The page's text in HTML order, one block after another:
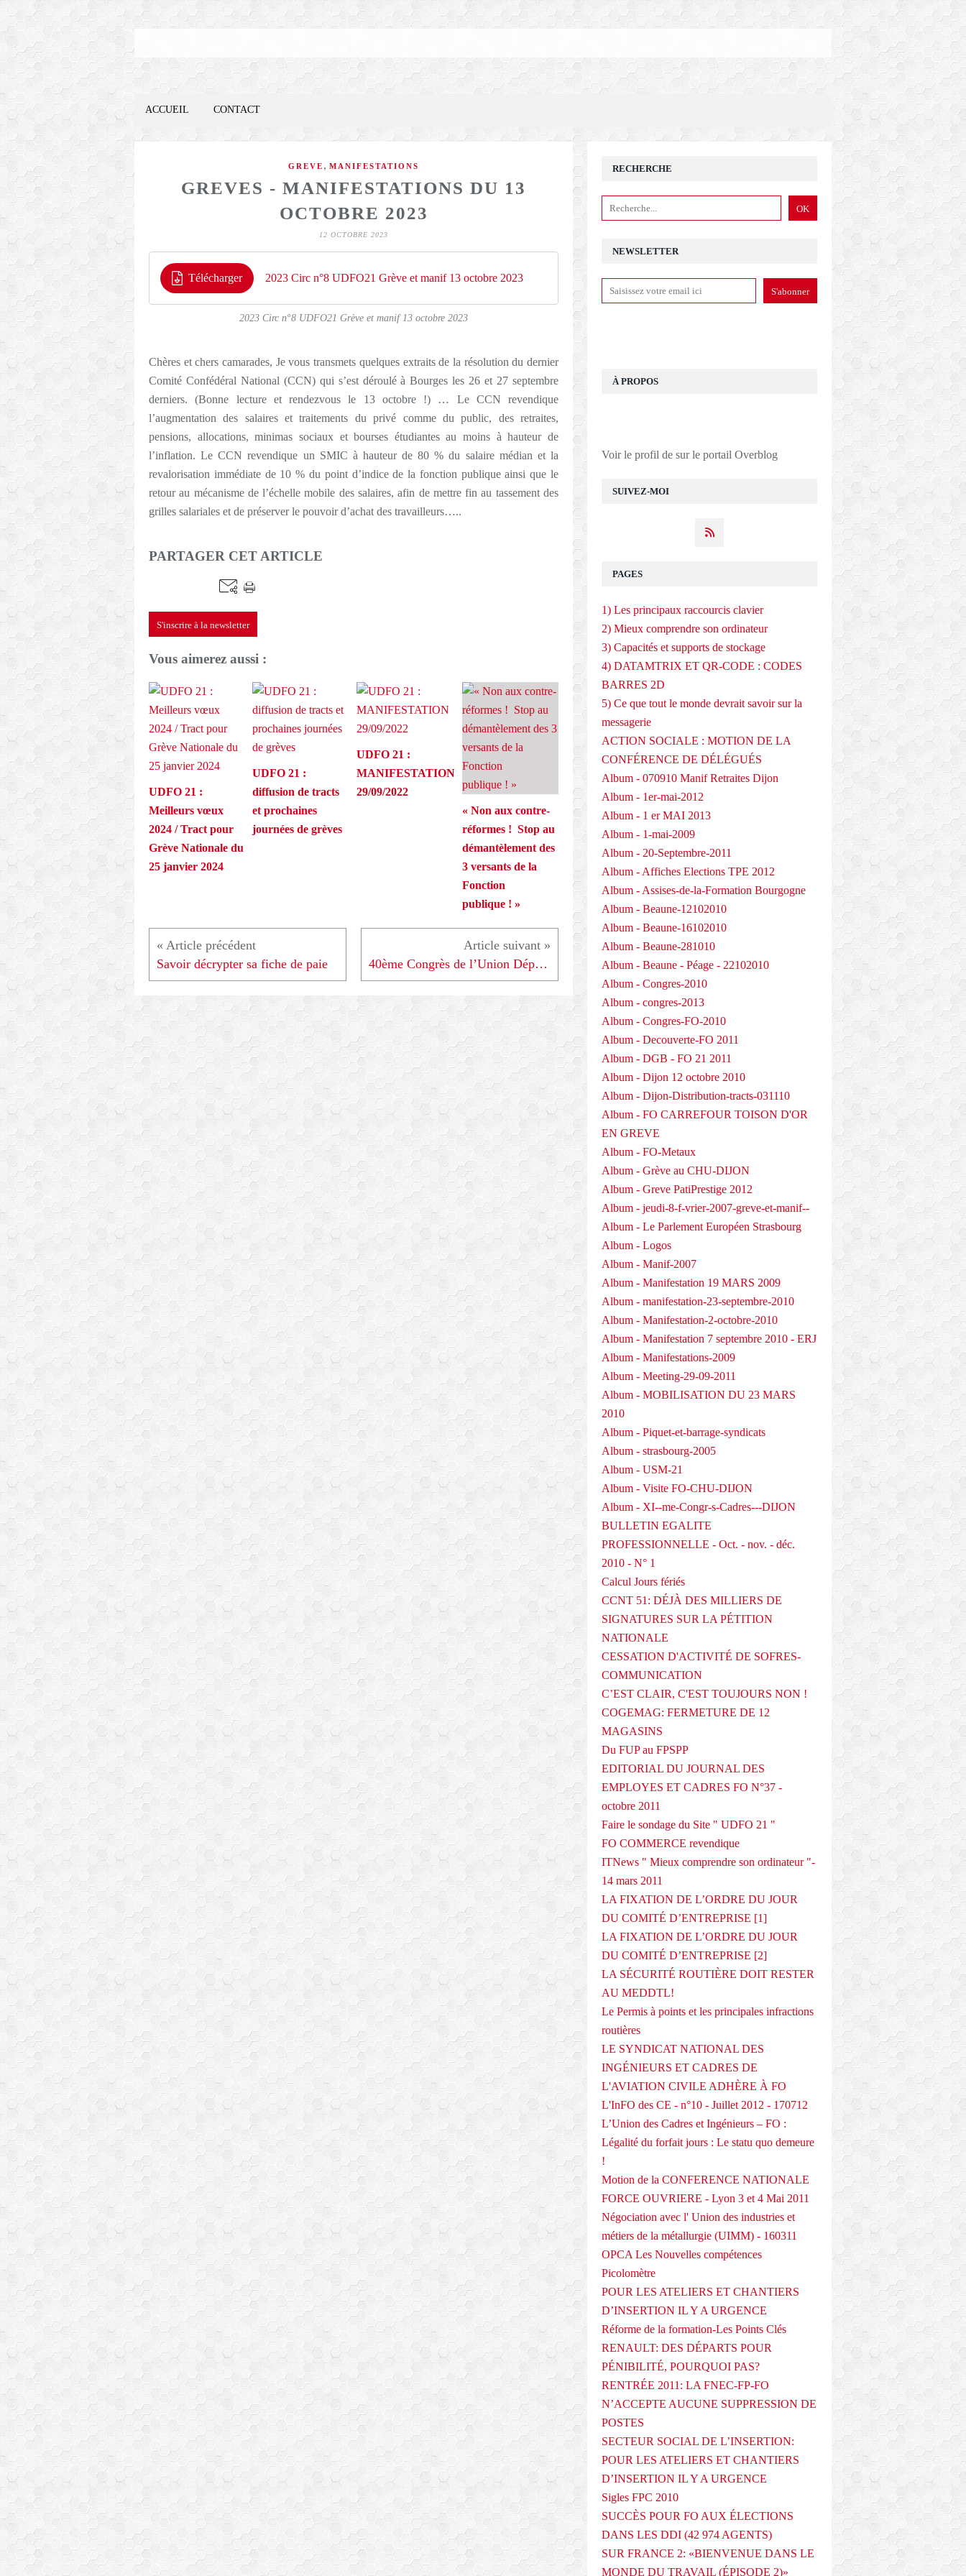
ACCUEIL CONTACT
GREVE , MANIFESTATIONS
GREVES - MANIFESTATIONS DU 13
OCTOBRE 2023
12 OCTOBRE 2023
Télécharger 2023 Circ n°8 UDFO21 Grève et manif 13 octobre 2023
2023 Circ n°8 UDFO21 Grève et manif 13 octobre 2023
Chères et chers camarades, Je vous transmets quelques extraits de la résolution du dernier
Comité Confédéral National (CCN) qui s’est déroulé à Bourges les 26 et 27 septembre
derniers. (Bonne lecture et rendezvous le 13 octobre !) … Le CCN revendique
l’augmentation des salaires et traitements du privé comme du public, des retraites,
pensions, allocations, minimas sociaux et bourses étudiantes au moins à hauteur de
l’inflation. Le CCN revendique un SMIC à hauteur de 80 % du salaire médian et la
revalorisation immédiate de 10 % du point d’indice de la fonction publique ainsi que le
retour au mécanisme de l’échelle mobile des salaires, afin de mettre fin au tassement des
grilles salariales et de préserver le pouvoir d’achat des travailleurs…..
PARTAGER CET ARTICLE
S'inscrire à la newsletter
Vous aimerez aussi :
UDFO 21 :
Meilleurs vœux
2024 / Tract pour
Grève Nationale du
25 janvier 2024
UDFO 21 :
diffusion de tracts
et prochaines
journées de grèves
UDFO 21 :
MANIFESTATION
29/09/2022
« Non aux contre-
réformes ! Stop au
démantèlement des
3 versants de la
Fonction
publique ! »
Savoir décrypter sa fiche de paie 40ème Congrès de l’Union Départementale des Syndicats FORCE OUVRIERE de Côte-d’Or
NEWSLETTER
SUIVEZ-MOI
RECHERCHE
À PROPOS
Voir le profil de sur le portail Overblog
PAGES
1) Les principaux raccourcis clavier
2) Mieux comprendre son ordinateur
3) Capacités et supports de stockage
4) DATAMTRIX ET QR-CODE : CODES
BARRES 2D
5) Ce que tout le monde devrait savoir sur la
messagerie
ACTION SOCIALE : MOTION DE LA
CONFÉRENCE DE DÉLÉGUÉS
Album - 070910 Manif Retraites Dijon
Album - 1er-mai-2012
Album - 1 er MAI 2013
Album - 1-mai-2009
Album - 20-Septembre-2011
Album - Affiches Elections TPE 2012
Album - Assises-de-la-Formation Bourgogne
Album - Beaune-12102010
Album - Beaune-16102010
Album - Beaune-281010
Album - Beaune - Péage - 22102010
Album - Congres-2010
Album - congres-2013
Album - Congres-FO-2010
Album - Decouverte-FO 2011
Album - DGB - FO 21 2011
Album - Dijon 12 octobre 2010
Album - Dijon-Distribution-tracts-031110
Album - FO CARREFOUR TOISON D'OR
EN GREVE
Album - FO-Metaux
Album - Grève au CHU-DIJON
Album - Greve PatiPrestige 2012
Album - jeudi-8-f-vrier-2007-greve-et-manif--
Album - Le Parlement Européen Strasbourg
Album - Logos
Album - Manif-2007
Album - Manifestation 19 MARS 2009
Album - manifestation-23-septembre-2010
Album - Manifestation-2-octobre-2010
Album - Manifestation 7 septembre 2010 - ERJ
Album - Manifestations-2009
Album - Meeting-29-09-2011
Album - MOBILISATION DU 23 MARS
2010
Album - Piquet-et-barrage-syndicats
Album - strasbourg-2005
Album - USM-21
Album - Visite FO-CHU-DIJON
Album - XI--me-Congr-s-Cadres---DIJON
BULLETIN EGALITE
PROFESSIONNELLE - Oct. - nov. - déc.
2010 - N° 1
Calcul Jours fériés
CCNT 51: DÉJÀ DES MILLIERS DE
SIGNATURES SUR LA PÉTITION
NATIONALE
CESSATION D'ACTIVITÉ DE SOFRES-
COMMUNICATION
C’EST CLAIR, C'EST TOUJOURS NON !
COGEMAG: FERMETURE DE 12
MAGASINS
Du FUP au FPSPP
EDITORIAL DU JOURNAL DES
EMPLOYES ET CADRES FO N°37 -
octobre 2011
Faire le sondage du Site " UDFO 21 "
FO COMMERCE revendique
ITNews " Mieux comprendre son ordinateur "-
14 mars 2011
LA FIXATION DE L’ORDRE DU JOUR
DU COMITÉ D’ENTREPRISE [1]
LA FIXATION DE L’ORDRE DU JOUR
DU COMITÉ D’ENTREPRISE [2]
LA SÉCURITÉ ROUTIÈRE DOIT RESTER
AU MEDDTL!
Le Permis à points et les principales infractions
routières
LE SYNDICAT NATIONAL DES
INGÉNIEURS ET CADRES DE
L'AVIATION CIVILE ADHÈRE À FO
L'InFO des CE - n°10 - Juillet 2012 - 170712
L’Union des Cadres et Ingénieurs – FO :
Légalité du forfait jours : Le statu quo demeure
!
Motion de la CONFERENCE NATIONALE
FORCE OUVRIERE - Lyon 3 et 4 Mai 2011
Négociation avec l' Union des industries et
métiers de la métallurgie (UIMM) - 160311
OPCA Les Nouvelles compétences
Picolomètre
POUR LES ATELIERS ET CHANTIERS
D’INSERTION IL Y A URGENCE
Réforme de la formation-Les Points Clés
RENAULT: DES DÉPARTS POUR
PÉNIBILITÉ, POURQUOI PAS?
RENTRÉE 2011: LA FNEC-FP-FO
N’ACCEPTE AUCUNE SUPPRESSION DE
POSTES
SECTEUR SOCIAL DE L’INSERTION:
POUR LES ATELIERS ET CHANTIERS
D’INSERTION IL Y A URGENCE
Sigles FPC 2010
SUCCÈS POUR FO AUX ÉLECTIONS
DANS LES DDI (42 974 AGENTS)
SUR FRANCE 2: «BIENVENUE DANS LE
MONDE DU TRAVAIL (ÉPISODE 2)»